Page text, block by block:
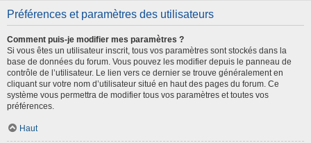
Préférences et paramètres des utilisateurs
Comment puis-je modifier mes paramètres ?
Si vous êtes un utilisateur inscrit, tous vos paramètres sont stockés dans la
base de données du forum. Vous pouvez les modifier depuis le panneau de
contrôle de l’utilisateur. Le lien vers ce dernier se trouve généralement en
cliquant sur votre nom d’utilisateur situé en haut des pages du forum. Ce
système vous permettra de modifier tous vos paramètres et toutes vos
préférences.
Haut